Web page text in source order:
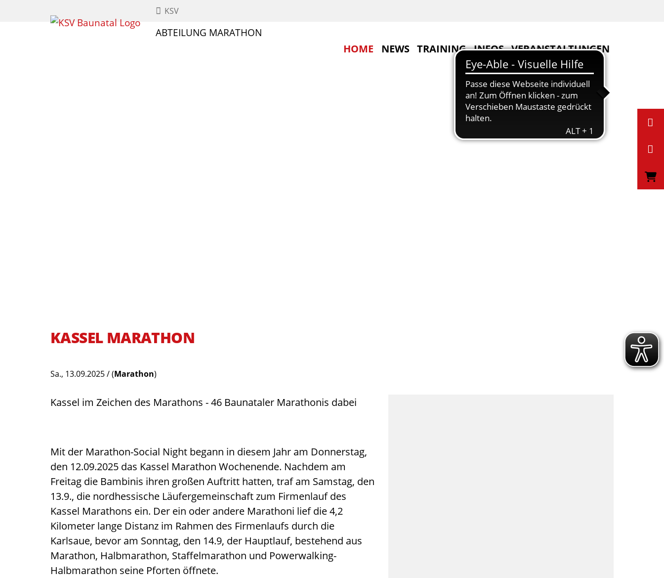
KSV
ABTEILUNG MARATHON
HOME NEWS TRAINING INFOS VERANSTALTUNGEN
KASSEL MARATHON
Sa., 13.09.2025 /(Marathon)
Kassel im Zeichen des Marathons - 46 Baunataler Marathonis dabei
Mit der Marathon-Social Night begann in diesem Jahr am Donnerstag,
den 12.09.2025 das Kassel Marathon Wochenende. Nachdem am
Freitag die Bambinis ihren großen Auftritt hatten, traf am Samstag, den
13.9., die nordhessische Läufergemeinschaft zum Firmenlauf des
Kassel Marathons ein. Der ein oder andere Marathoni lief die 4,2
Kilometer lange Distanz im Rahmen des Firmenlaufs durch die
Karlsaue, bevor am Sonntag, den 14.9, der Hauptlauf, bestehend aus
Marathon, Halbmarathon, Staffelmarathon und Powerwalking-
Halbmarathon seine Pforten öffnete.